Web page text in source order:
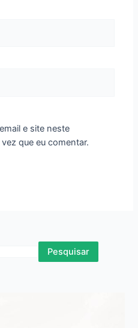
e site neste
que eu comentar.
Pesquisar